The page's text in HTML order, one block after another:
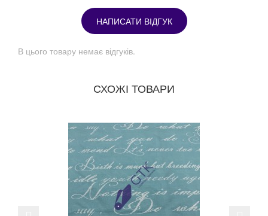
НАПИСАТИ ВІДГУК
В цього товару немає відгуків.
СХОЖІ ТОВАРИ